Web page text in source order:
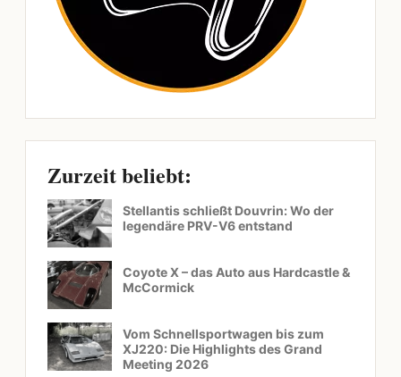
Zurzeit beliebt:
Stellantis schließt Douvrin: Wo der
legendäre PRV-V6 entstand
Coyote X – das Auto aus Hardcastle &
McCormick
Vom Schnellsportwagen bis zum
XJ220: Die Highlights des Grand
Meeting 2026